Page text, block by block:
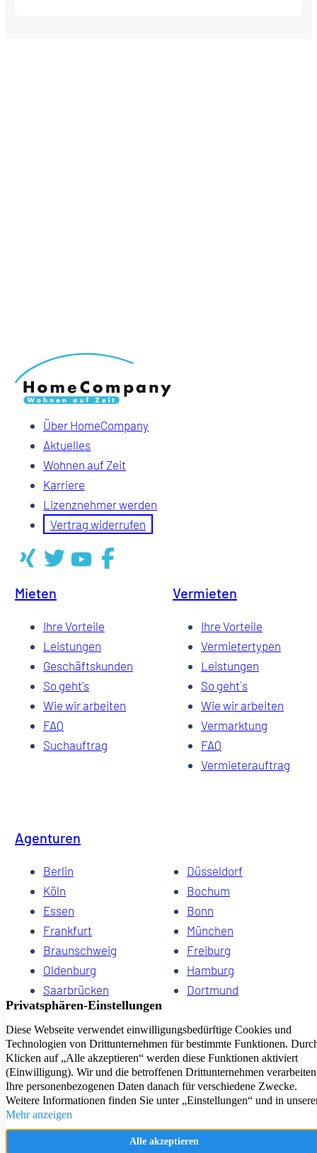
Über HomeCompany
Aktuelles
Wohnen auf Zeit
Karriere
Lizenznehmer werden
Vertrag widerrufen
Mieten
Ihre Vorteile
Leistungen
Geschäftskunden
So geht's
Wie wir arbeiten
FAQ
Suchauftrag
Vermieten
Ihre Vorteile
Vermietertypen
Leistungen
So geht`s
Wie wir arbeiten
Vermarktung
FAQ
Vermieterauftrag
Agenturen
Berlin
Düsseldorf
Köln
Bochum
Essen
Bonn
Frankfurt
München
Braunschweig
Freiburg
Oldenburg
Hamburg
Saarbrücken
Dortmund
Hannover
Dresden
Kiel
Wuppertal
Bremen
HomeCompany eG Ihre Agenturen für Wohnen auf Zeit